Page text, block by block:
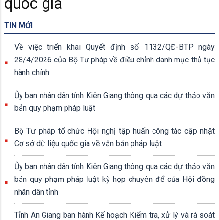
TIN MỚI
Về việc triển khai Quyết định số 1132/QĐ-BTP ngày
28/4/2026 của Bộ Tư pháp về điều chỉnh danh mục thủ tục
hành chính
Ủy ban nhân dân tỉnh Kiên Giang thông qua các dự thảo văn
bản quy phạm pháp luật
Bộ Tư pháp tổ chức Hội nghị tập huấn công tác cập nhật
Cơ sở dữ liệu quốc gia về văn bản pháp luật
Ủy ban nhân dân tỉnh Kiên Giang thông qua các dự thảo văn
bản quy phạm pháp luật kỳ họp chuyên để của Hội đồng
nhân dân tỉnh
Tỉnh An Giang ban hành Kế hoạch Kiểm tra, xử lý và rà soát